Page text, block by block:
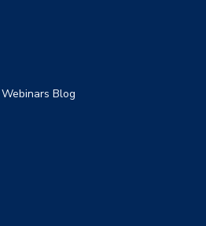
Webinars Blog